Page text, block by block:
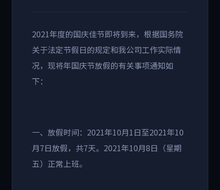
2021年度的国庆佳节即将到来，根据国务院
关于法定节假日的规定和我公司工作实际情
况，现将年国庆节放假的有关事项通知如
下：
一、放假时间：2021年10月1日至2021年10
月7日放假，共7天。2021年10月8日（星期
五）正常上班。